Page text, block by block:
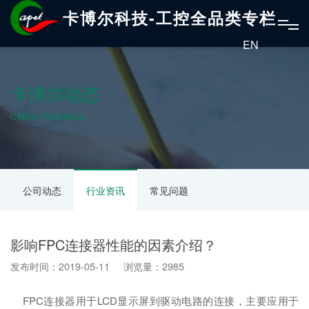
卡博尔科技-工控全品类专栏
EN
卡博尔动态
CABOL DYNAMICS
公司动态 行业资讯 常见问题
影响FPC连接器性能的因素介绍？
发布时间：2019-05-11 浏览量：2985
FPC连接器用于LCD显示屏到驱动电路的连接，主要应用于